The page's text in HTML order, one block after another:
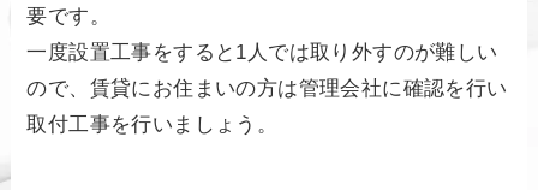
要です。
一度設置工事をすると1人では取り外すのが難しい
ので、賃貸にお住まいの方は管理会社に確認を行い
取付工事を行いましょう。